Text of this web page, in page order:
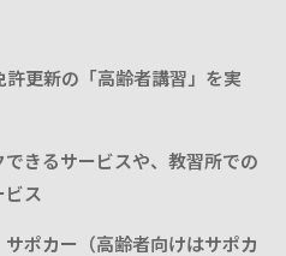
許更新の「高齢者講習」を実
きるサービスや、教習所での
ビス
ポカー（高齢者向けはサポカ